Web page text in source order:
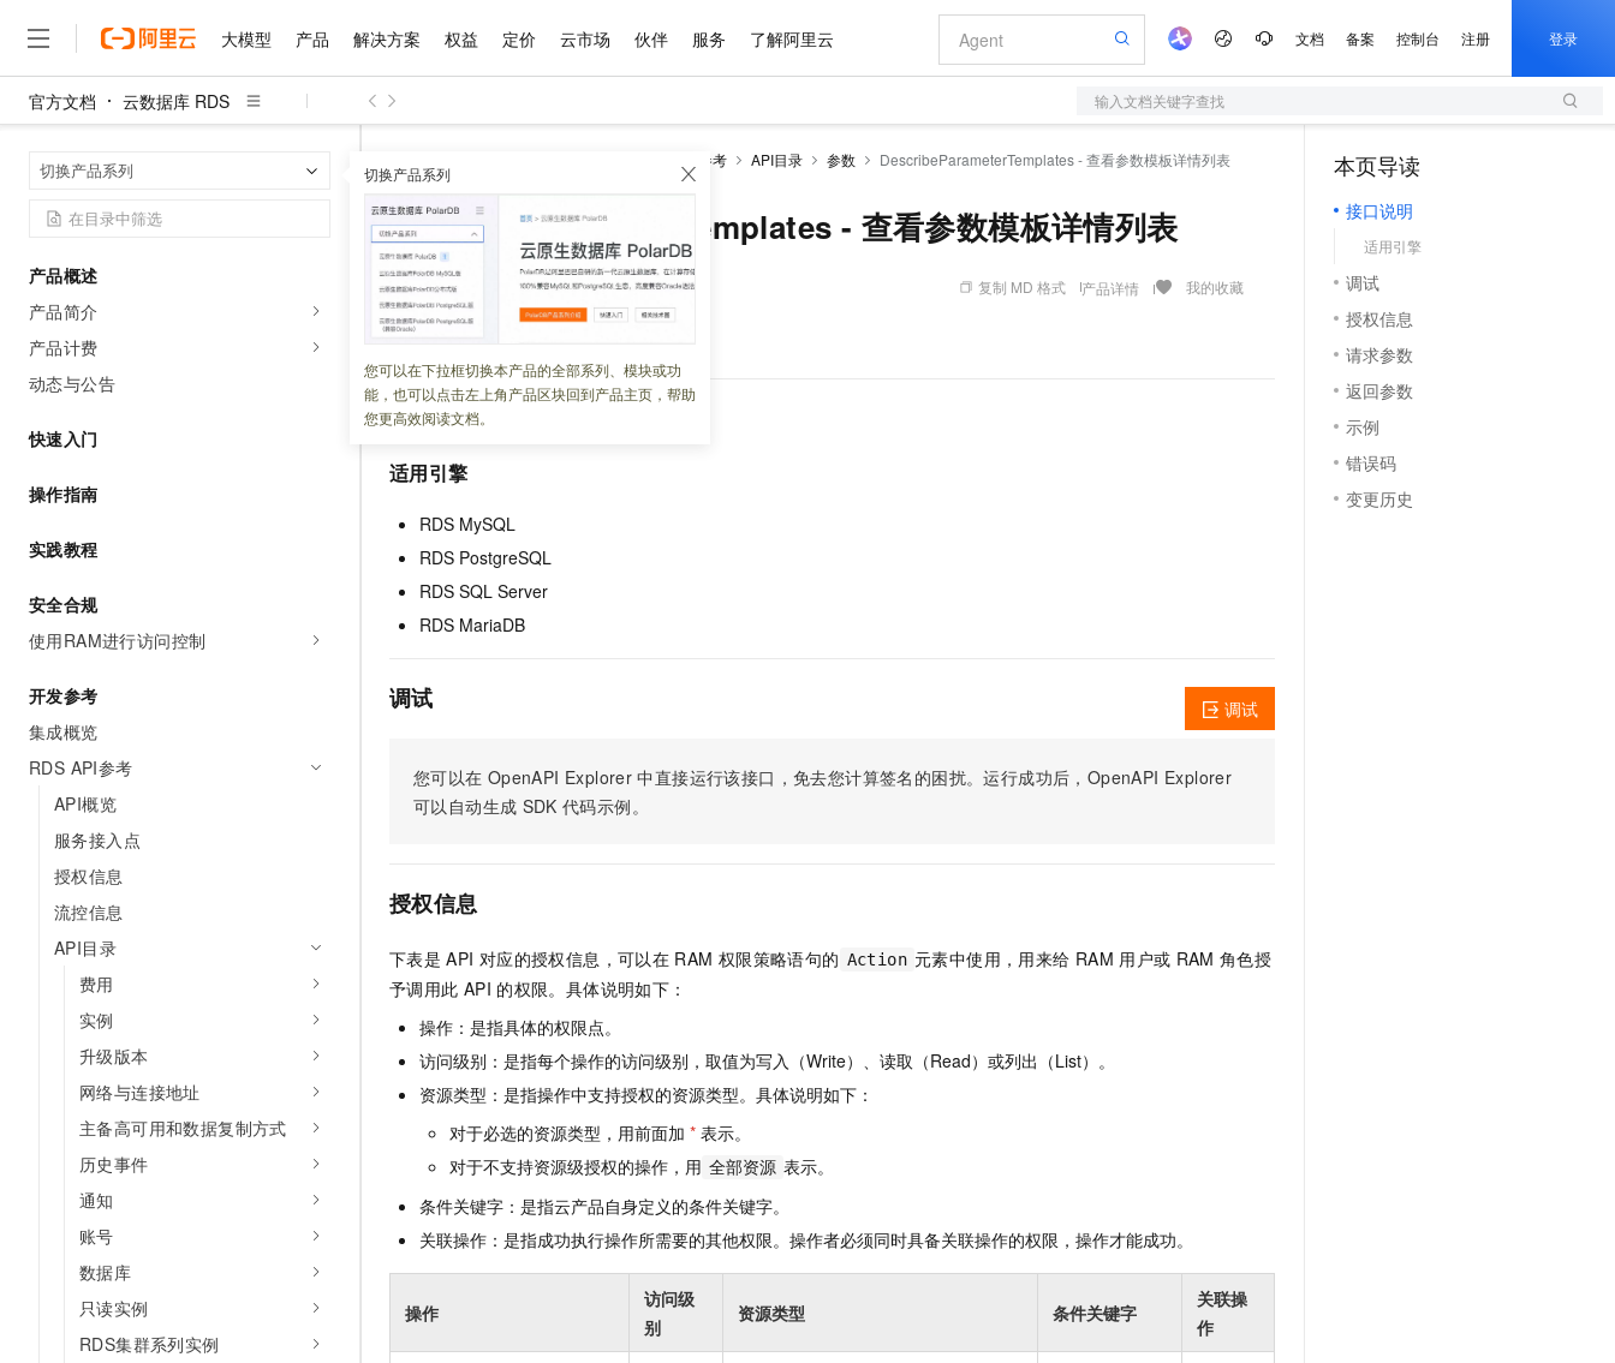
大模型 产品 解决方案 权益 定价 云市场 伙伴 服务 了解阿里云 文档 备案 控制台 注册 登录
官方文档 云数据库 RDS 输入文档关键字查找
切换产品系列 切换产品系列
您可以在下拉框切换本产品的全部系列、模块或功
能，也可以点击左上角产品区块回到产品主页，帮助
您更高效阅读文档。
产品概述
产品简介
产品计费
动态与公告
快速入门
操作指南
实践教程
安全合规
使用RAM进行访问控制
开发参考
集成概览
RDS API参考
API概览
服务接入点
授权信息
流控信息
API目录
费用
实例
升级版本
网络与连接地址
主备高可用和数据复制方式
历史事件
通知
账号
数据库
只读实例
RDS集群系列实例
RDS API参考 API目录 参数 DescribeParameterTemplates - 查看参数模板详情列表
DescribeParameterTemplates - 查看参数模板详情列表
更新时间： 2026-04-15 09:35:40 复制 MD 格式 产品详情 我的收藏
接口说明
适用引擎
RDS MySQL
RDS PostgreSQL
RDS SQL Server
RDS MariaDB
调试
您可以在 OpenAPI Explorer 中直接运行该接口，免去您计算签名的困扰。运行成功后，OpenAPI Explorer
可以自动生成 SDK 代码示例。
调试
授权信息
下表是 API 对应的授权信息，可以在 RAM 权限策略语句的 Action 元素中使用，用来给 RAM 用户或 RAM 角色授
予调用此 API 的权限。具体说明如下：
操作：是指具体的权限点。
访问级别：是指每个操作的访问级别，取值为写入（Write）、读取（Read）或列出（List）。
资源类型：是指操作中支持授权的资源类型。具体说明如下：
对于必选的资源类型，用前面加 * 表示。
对于不支持资源级授权的操作，用 全部资源 表示。
条件关键字：是指云产品自身定义的条件关键字。
关联操作：是指成功执行操作所需要的其他权限。操作者必须同时具备关联操作的权限，操作才能成功。
操作
访问级
别
资源类型 条件关键字
关联操
作
本页导读
接口说明
适用引擎
调试
授权信息
请求参数
返回参数
示例
错误码
变更历史
大模型
大模型服务平台百炼
大模型
文本生成
Qwen3.8-Max HOT
智能体时代全能旗舰模型
能看、能想、能动手的多模态智能体模型
Qwen3-VL-Plus
Kimi 最新旗舰模型，长程编程与推理利器
语音识别与合成
Qwen3-TTS-Flash
千问AI平台-Token Plan
千问AI平台-模型体验
在线体验全尺寸、多种模态的模型效果
大模型服务平台百炼-智能体 万有无界
大模型解决方案
快速部署 Dify，高效搭建 AI 应用
10 分钟在聊天系统中增加一个 AI 助手 即刻拥有 DeepSeek-R1 满血版
产品
精选产品
人工智能与机器学习
安全
中间件
大数据计算
媒体服务
企业服务与云通信
终端用户计算
Serverless
迁移与运维管理
专有云
精选产品
大模型服务平台百炼
大模型服务与应用平台
千问大模型
多元化、高性能、安全可靠的大模型服务
无影云电脑
随时随地安全接入的云上超级电脑
云解析DNS
云原生大数据计算服务 MaxCompute
域名与网站
提供智能易用的域名与建站服务
对象存储 OSS
一站式AI开发、训练和推理服务
Qoder CN
安全可靠、弹性可伸缩的云计算服务
全托管，含MySQL、PostgreSQL、SQL Server、MariaDB多引擎
轻量应用服务器
数字证书管理服务（原SSL证书）
实现全站HTTPS，呈现可信的WEB访问
短信服务
大数据开发治理平台 DataWorks
解决方案
精选解决方案
AI
网络
可观测
上云与迁云
企业出海
精选解决方案
千问办公，解锁你的工作新方式
企业级Agent产品，直接交付可用成果
Agency Agents：拥有专属领域专家
多领域专家智能体,一键组建 AI 虚拟交付团队
HappyHorse 打造一站式影视创作平台
快速拥有专属 OpenClaw
睿译宝，AI翻译排版一步到位
上传文档即自动完成翻译和格式还原
GLM-5.2：长任务时代开源旗舰模型
自主进化，持久记忆，越用越聪明
Claude Code + GStack 打造工程团队
轻松解锁专属 DeepSeek-V4-Pro
一句话生成原生可编辑精美 PPT 文稿
输入一句话想法, 轻松生成专业的 PPT
一键部署幻兽帕鲁游戏服务器
一键购买专属联机服务器，轻松开启游戏
漫剧工坊：一站式动画创作平台
快速生产连贯的高质量长漫剧
10 分钟搭建微信、支付宝小程序
高效部署网站，快速应用到小程序
权益 普惠上云
普惠上云 官方力荐
云服务器38元/年起，超值低价云产品抢先购
官方推荐返现计划
推荐新用户得奖励，单订单最高返9万
云工开物
高校专属算力普惠，学生认证享300元代金券
免费试用
解决方案免费试用 新老同享
AI 产品 免费试用
1亿+ 大模型 tokens 和 30+ 款产品免费体验
140+云产品 免费试用
大模型ACA认证体验
AI 特惠
智启 AI 普惠权益
至高享 1亿+免费 tokens，加速 Al 应用落地
阿里云 OPC 创新助力计划
至高百万元 Token 补贴，加速一人公司成长
Qwen3.8-Max 首发尝鲜，限时加量 10 倍，夜间低至2折
千问办公，限时限量积分加倍
AI 场景体验
智能编程，一键开启高性价比 AI 编程新体验
从图文生成到视频创作，一键激活电商全链路生产力
AI 活动
AI 生产力先锋
先锋实践拓展 AI 生产力的边界
飞天发布时刻
所见，即是所愿
AI 实训营
从基础到进阶，Agent 创客手把手教你
创新加速
覆盖90%+业务场景，专享组合折扣价
定价 产品定价
了解云产品的定价详情
云上成本管理
管理和优化成本
价格计算器
自助选配和估算价格
价格优势
推动算力普惠，释放技术红利
配置报价器
阿里云 OPC 创新助力计划
Token 补贴，五大权
益加速 OPC 成功
云市场 精选商城
网站建设
多端小程序
Salesforce 国际版订阅
友盟天域
观测云
Tuya 物联网平台阿里云版
电子合同
畅捷通
AI空中课堂在线直播课堂（旗舰版）
生态解决方案
开发者生态解决方案
AI 开发和 AI 应用解决方案
数据与 API
数据集
手机三要素
身份实名认证
短信
OCR 文字识别
发票查验
400电话
基础软件
宝塔 Linux
定制建站
建站系统
专业服务
公司注册
上云迁移
代维服务
伙伴 成为销售伙伴
分销伙伴
咨询伙伴
销售伙伴合作计划
Salesforce On Alibaba Cloud
Consulting Partner 合作计划
成为产品伙伴
产品生态集成认证中心
产品生态伙伴
产品生态伙伴工作台
产品伙伴合作计划
弹性计算合作计划
服务伙伴合作计划
Al MaaS 服务伙伴赋能合作
伙伴信用分合作计划
更多支持
合作伙伴培训与认证
查询合作伙伴
登录合作伙伴管理后台
服务 售前咨询
在线服务
售后服务
自助服务
工单服务
短信专区
企业增值服务
企业支持计划
专家技术服务
企业增值服务台
服务实践
阿里云认证
全部认证
开发者社区
镜像站
我要反馈
我要建议
我要投诉
了解阿里云 为什么选择阿里云
什么是云计算
技术领先
稳定可靠
安全合规
分析师报告
研究报告与白皮书
天池大赛
AI 算法大赛
云开发大赛
最佳实践
云上春晚
云上奥运之旅
云栖战略参考
云上的中国
金融模力时刻
市场活动
阿里云中企出海大会
加入我们
校园招聘